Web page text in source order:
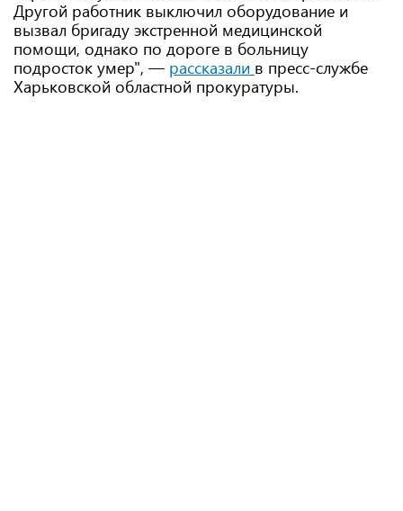
Другой работник выключил оборудование и
вызвал бригаду экстренной медицинской
помощи, однако по дороге в больницу
подросток умер", — рассказали в пресс-службе
Харьковской областной прокуратуры.